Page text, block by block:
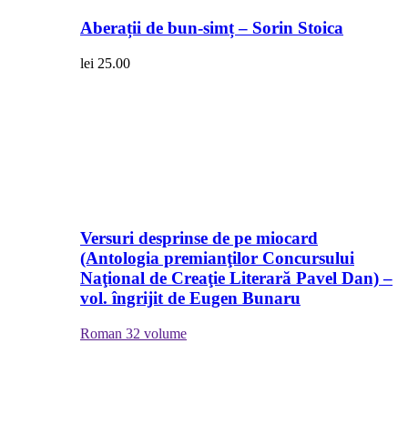
Aberații de bun-simț – Sorin Stoica
lei 25.00
Versuri desprinse de pe miocard
(Antologia premianţilor Concursului
Naţional de Creaţie Literară Pavel Dan) –
vol. îngrijit de Eugen Bunaru
Roman 32 volume